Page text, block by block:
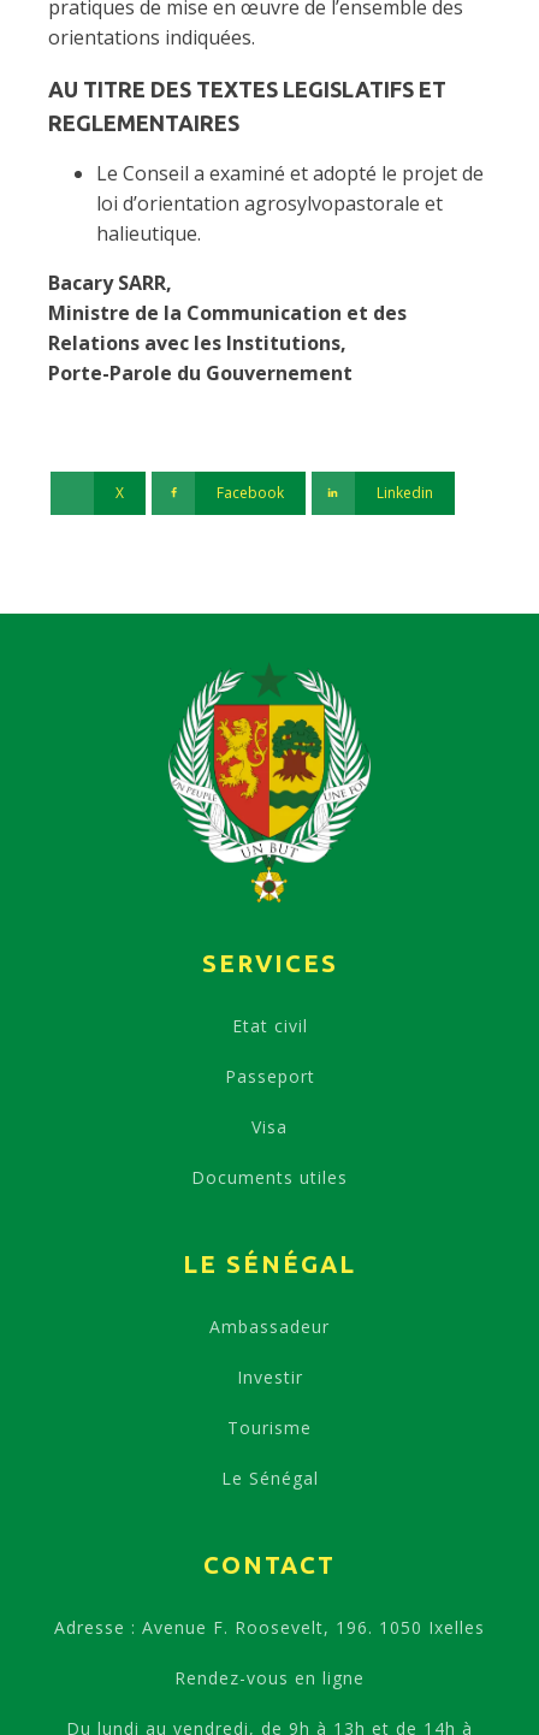
pratiques de mise en œuvre de l’ensemble des
orientations indiquées.
AU TITRE DES TEXTES LEGISLATIFS ET
REGLEMENTAIRES
Le Conseil a examiné et adopté le projet de
loi d’orientation agrosylvopastorale et
halieutique.
Bacary SARR,
Ministre de la Communication et des
Relations avec les Institutions,
Porte-Parole du Gouvernement
X Facebook Linkedin
SERVICES
Etat civil
Passeport
Visa
Documents utiles
LE SÉNÉGAL
Ambassadeur
Investir
Tourisme
Le Sénégal
CONTACT
Adresse : Avenue F. Roosevelt, 196. 1050 Ixelles
Rendez-vous en ligne
Du lundi au vendredi, de 9h à 13h et de 14h à